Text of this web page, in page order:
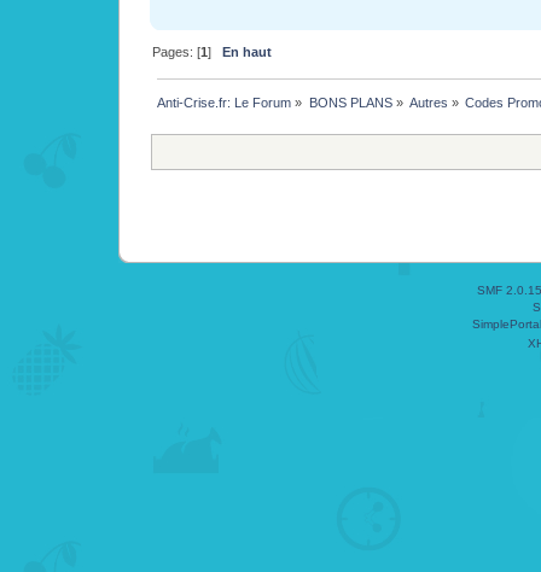
Pages: [1]En haut
Anti-Crise.fr: Le Forum » BONS PLANS» Autres » Codes
SMF 2.0.15